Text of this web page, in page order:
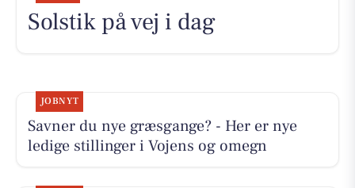
Solstik på vej i dag
JOBNYT
Savner du nye græsgange? - Her er nye
ledige stillinger i Vojens og omegn